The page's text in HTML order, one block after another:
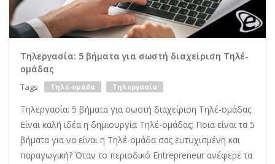
Τηλεργασία: 5 βήματα για σωστή διαχείριση Τηλέ-
ομάδας
Tags Τηλέ-ομάδα Τηλεργασία
Τηλεργασία: 5 βήματα για σωστή διαχείριση Τηλέ-ομάδας
Είναι καλή ιδέα η δημιουργία Τηλέ-ομάδας; Ποια είναι τα 5
βήματα για να είναι η Τηλέ-ομάδα σας ευτυχισμένη και
παραγωγική? Όταν το περιοδικό Entrepreneur ανέφερε τα